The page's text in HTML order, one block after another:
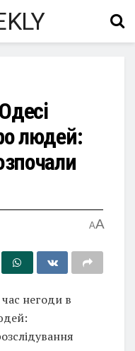
людей:
AA
негоди в